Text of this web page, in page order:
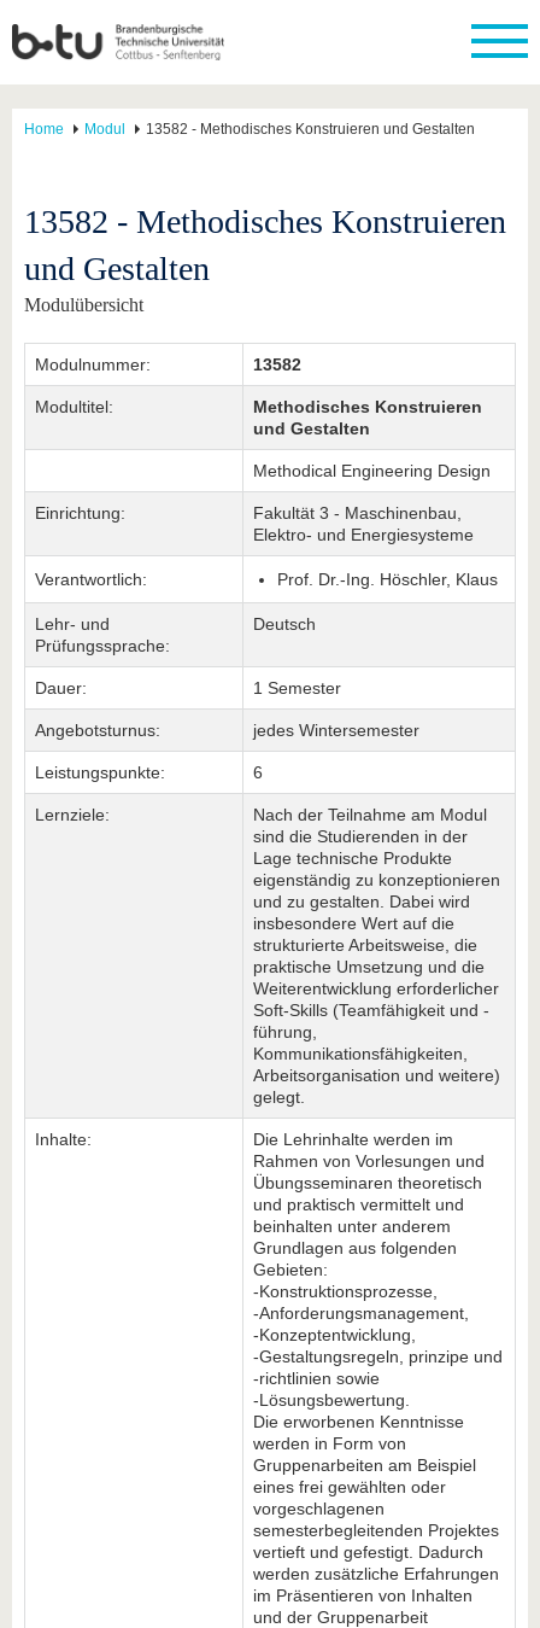
Home Modul 13582 - Methodisches Konstruieren und Gestalten
13582 - Methodisches Konstruieren
und Gestalten
Modulübersicht
Modulnummer: 13582
Modultitel:
Methodisches Konstruieren
und Gestalten
Methodical Engineering Design
Einrichtung:
Fakultät 3 - Maschinenbau,
Elektro- und Energiesysteme
Verantwortlich: Prof. Dr.-Ing. Höschler, Klaus
Lehr- und
Prüfungssprache:
Deutsch
Dauer: 1 Semester
Angebotsturnus: jedes Wintersemester
Leistungspunkte: 6
Lernziele:
Nach der Teilnahme am Modul
sind die Studierenden in der
Lage technische Produkte
eigenständig zu konzeptionieren
und zu gestalten. Dabei wird
insbesondere Wert auf die
strukturierte Arbeitsweise, die
praktische Umsetzung und die
Weiterentwicklung erforderlicher
Soft-Skills (Teamfähigkeit und -
führung,
Kommunikationsfähigkeiten,
Arbeitsorganisation und weitere)
gelegt.
Inhalte:
Die Lehrinhalte werden im
Rahmen von Vorlesungen und
Übungsseminaren theoretisch
und praktisch vermittelt und
beinhalten unter anderem
Grundlagen aus folgenden
Gebieten:
-Konstruktionsprozesse,
-Anforderungsmanagement,
-Konzeptentwicklung,
-Gestaltungsregeln, prinzipe und
-richtlinien sowie
-Lösungsbewertung.
Die erworbenen Kenntnisse
werden in Form von
Gruppenarbeiten am Beispiel
eines frei gewählten oder
vorgeschlagenen
semesterbegleitenden Projektes
vertieft und gefestigt. Dadurch
werden zusätzliche Erfahrungen
im Präsentieren von Inhalten
und der Gruppenarbeit